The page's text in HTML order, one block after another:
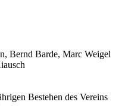
Bernd Barde, Marc Weigel
Bestehen des Vereins